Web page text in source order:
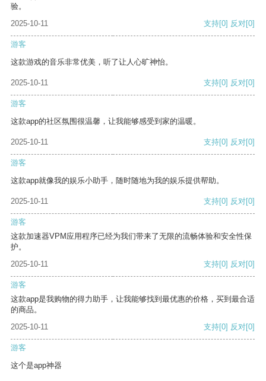
验。
2025-10-11
支持[0] 反对[0]
游客
这款游戏的音乐非常优美，听了让人心旷神怡。
2025-10-11 支持[0] 反对[0]
游客
这款app的社区氛围很温馨，让我能够感受到家的温暖。
2025-10-11 支持[0] 反对[0]
游客
这款app就像我的娱乐小助手，随时随地为我的娱乐提供帮助。
2025-10-11 支持[0] 反对[0]
游客
这款加速器VPM应用程序已经为我们带来了无限的流畅体验和安全性保
护。
2025-10-11
支持[0] 反对[0]
游客
这款app是我购物的得力助手，让我能够找到最优惠的价格，买到最合适
的商品。
2025-10-11
支持[0] 反对[0]
游客
这个是app神器